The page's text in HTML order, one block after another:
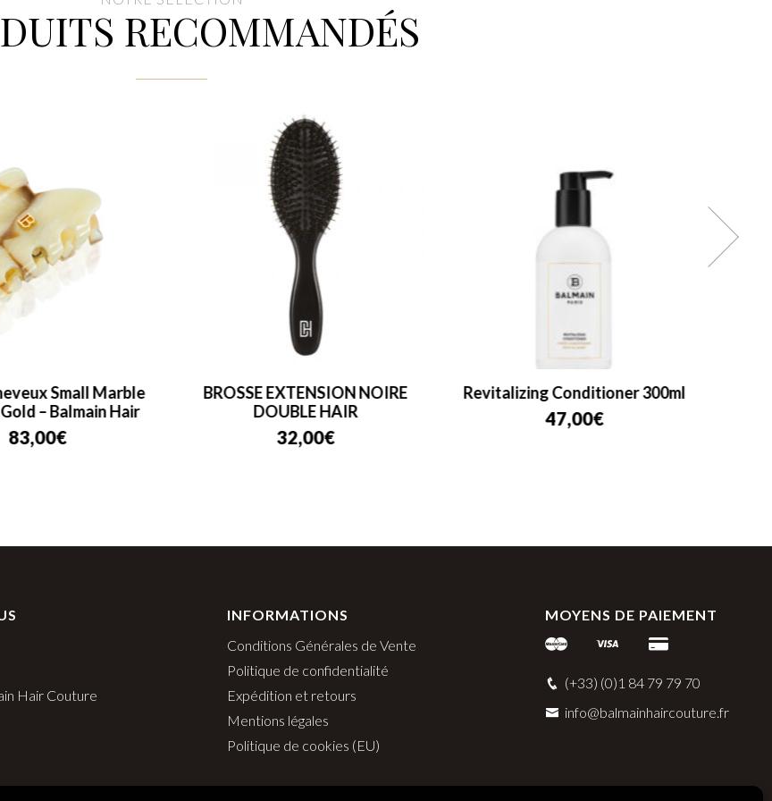
RECOMMANDÉS
Small Marble
– Balmain Hair
83,00€
BROSSE EXTENSION NOIRE
DOUBLE HAIR
32,00€
Revitalizing Conditioner 300ml
47,00€
Hair Couture
INFORMATIONS
Conditions Générales de Vente
Politique de confidentialité
Expédition et retours
Mentions légales
Politique de cookies (EU)
MOYENS DE PAIEMENT
(+33) (0)1 84 79 79 70
info@balmainhaircouture.fr